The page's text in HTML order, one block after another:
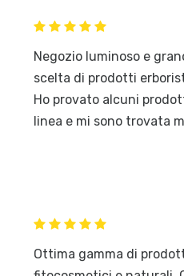
Negozio luminoso e
scelta di prodotti
Ho provato alcuni
linea e mi sono trovata
Ottima gamma di